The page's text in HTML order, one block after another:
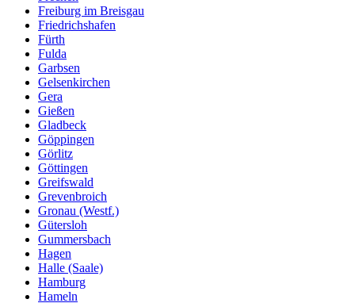
Freiburg im Breisgau
Friedrichshafen
Fürth
Fulda
Garbsen
Gelsenkirchen
Gera
Gießen
Gladbeck
Göppingen
Görlitz
Göttingen
Greifswald
Grevenbroich
Gronau (Westf.)
Gütersloh
Gummersbach
Hagen
Halle (Saale)
Hamburg
Hameln